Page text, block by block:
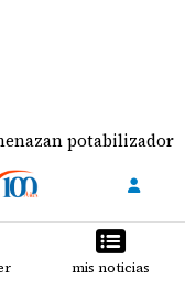
en La
mis noticias